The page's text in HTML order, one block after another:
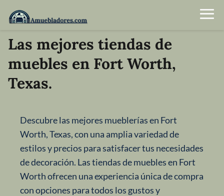
Las mejores tiendas de
muebles en Fort Worth,
Texas.
Descubre las mejores mueblerías en Fort
Worth, Texas, con una amplia variedad de
estilos y precios para satisfacer tus necesidades
de decoración. Las tiendas de muebles en Fort
Worth ofrecen una experiencia única de compra
con opciones para todos los gustos y